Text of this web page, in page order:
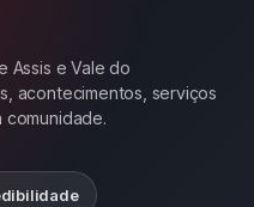
Assis e Vale do
acontecimentos, serviços